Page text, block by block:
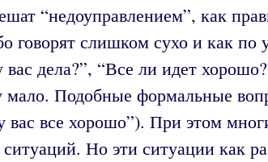
“недоуправлением”, как
слишком сухо и как по
дела?”, “Все ли идет
мало. Подобные формальные
все хорошо”). При этом
Но эти ситуации как